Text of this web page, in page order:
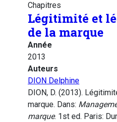
Chapitres
Légitimité et
de la marque
Année
2013
Auteurs
DION Delphine
DION, D. (2013).
marque. Dans:
marque. 1st ed. Paris: